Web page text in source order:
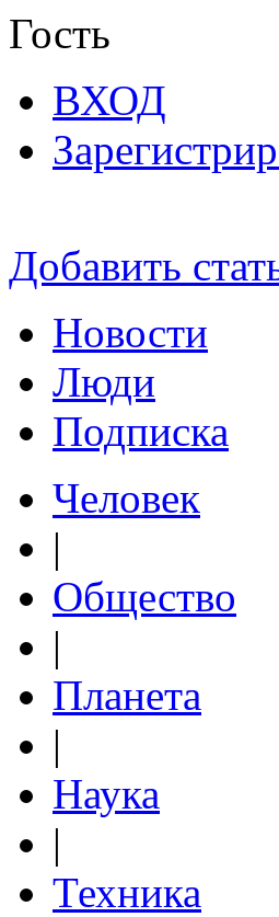
Гость
ВХОД
Добавить
Новости
Люди
Подписка
Человек
|
Общество
|
Планета
|
Наука
|
Техника